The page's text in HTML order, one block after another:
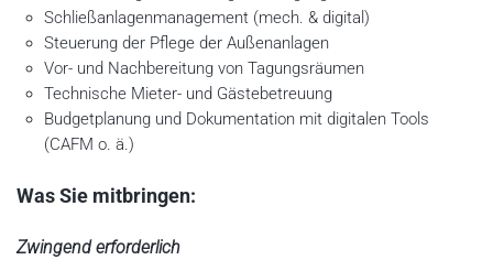
Schließanlagenmanagement (mech. & digital)
Steuerung der Pflege der Außenanlagen
Vor- und Nachbereitung von Tagungsräumen
Technische Mieter- und Gästebetreuung
Budgetplanung und Dokumentation mit digitalen Tools
(CAFM o. ä.)
Was Sie mitbringen:
Zwingend erforderlich